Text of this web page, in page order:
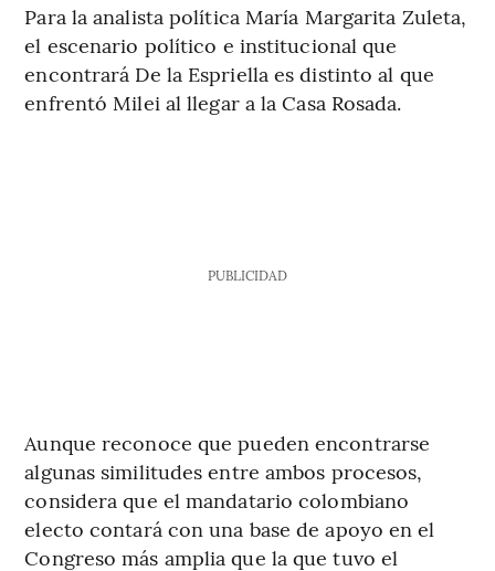
Para la analista política María Margarita Zuleta,
el escenario político e institucional que
encontrará De la Espriella es distinto al que
enfrentó Milei al llegar a la Casa Rosada.
PUBLICIDAD
Aunque reconoce que pueden encontrarse
algunas similitudes entre ambos procesos,
considera que el mandatario colombiano
electo contará con una base de apoyo en el
Congreso más amplia que la que tuvo el